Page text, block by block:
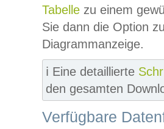
Tabelle zu einem
Sie dann die Option
Diagrammanzeige.
ℹ️ Eine detaillierte
den gesamten
Verfügbare